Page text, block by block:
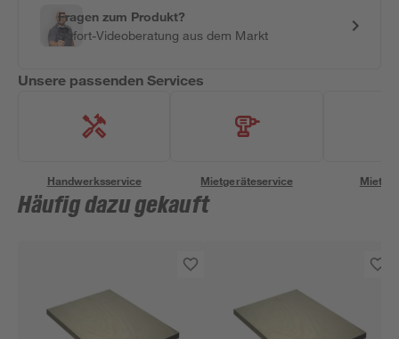
Fragen zum Produkt?
Sofort-Videoberatung aus dem Markt
Unsere passenden Services
Handwerksservice Mietgeräteservice
Häufig dazu gekauft